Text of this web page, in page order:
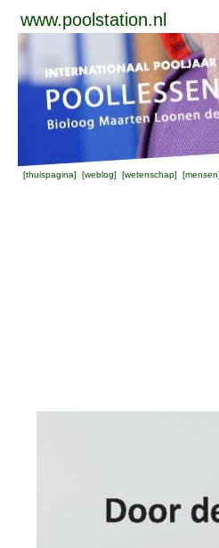
www.poolstation.nl
[thuispagina] [weblog] [wetenschap] [mensen